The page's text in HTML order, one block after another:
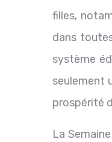
filles,
dans
système
seulement
prospérité
La